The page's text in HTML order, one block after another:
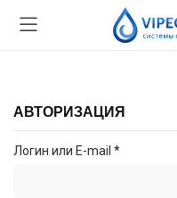
АВТОРИЗАЦИЯ
Логин или E-mail *